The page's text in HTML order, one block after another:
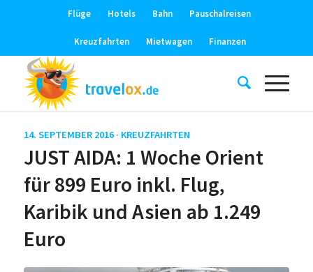
Flüge Hotels Bahn Pauschalreisen
Kreuzfahrten Mietwagen Finanzen
14. SEPTEMBER 2016 · KREUZFAHRTEN
JUST AIDA: 1 Woche Orient
für 899 Euro inkl. Flug,
Karibik und Asien ab 1.249
Euro